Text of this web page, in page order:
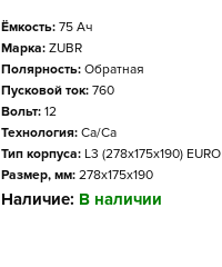
Ёмкость: 75Ач
Марка: ZUBR
Полярность: Обратная
Пусковой ток: 760
Вольт: 12
Технология: Ca/Ca
Тип корпуса: L3 (278x175x190) EURO
Размер, мм: 278x175x190
Наличие: В наличии